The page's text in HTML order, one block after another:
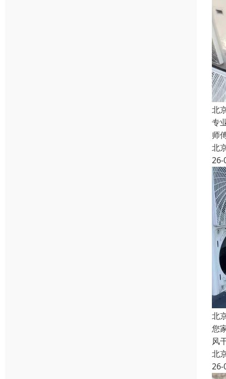
北
专
师
北
26-
北
您
风
北
26-